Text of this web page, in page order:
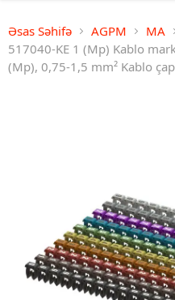
Əsas Səhifə AGPM MA
517040-KE 1 (Mp) Kablo
(Mp), 0,75-1,5 mm² Kablo